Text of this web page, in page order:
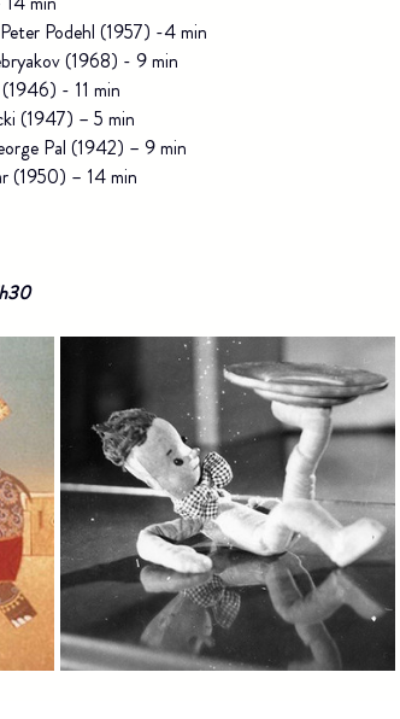
Podehl (1957) -4 min
(1968) - 9 min
- 11 min
(1947) – 5 min
Pal (1942) – 9 min
(1950) – 14 min